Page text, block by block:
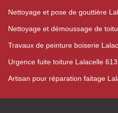
Nettoyage et pose de gouttière
Nettoyage et démoussage de
Travaux de peinture boiserie
Urgence fuite toiture Lalacelle
Artisan pour réparation faitage